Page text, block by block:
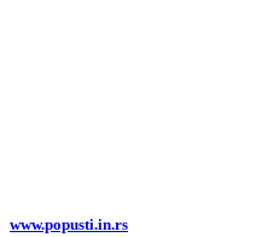
www.popusti.in.rs